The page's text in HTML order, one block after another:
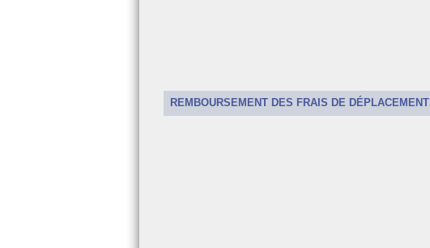
REMBOURSEMENT DES FRAIS DE DÉPLACEMENT